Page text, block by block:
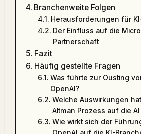
Branchenweite Folgen
Herausforderungen für
Der Einfluss auf die
Partnerschaft
Fazit
Häufig gestellte Fragen
Was führte zur Ousting
OpenAI?
Welche Auswirkungen
Altman Prozess auf die
Wie wirkt sich der